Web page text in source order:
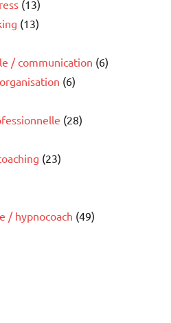
(13)
(13)
/ communication (6)
(6)
(28)
(23)
/ hypnocoach (49)